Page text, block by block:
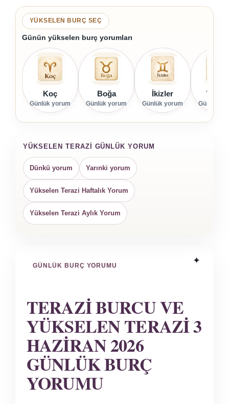
YÜKSELEN BURÇ SEÇ
Günün yükselen burç yorumları
Koç
Günlük yorum
Boğa
Günlük yorum
İkizler
Günlük yorum Günlük
YÜKSELEN TERAZI GÜNLÜK YORUM
Dünkü yorum Yarınki yorum
Yükselen Terazi Haftalık Yorum
Yükselen Terazi Aylık Yorum
GÜNLÜK BURÇ YORUMU
TERAZI BURCU VE
YÜKSELEN TERAZI 3
HAZIRAN 2026
GÜNLÜK BURÇ
YORUMU